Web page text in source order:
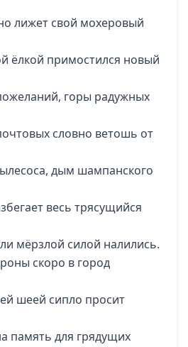
лижет свой мохеровый
ёлкой примостился новый
горы радужных
словно ветошь от
дым шампанского
весь трясущийся
мёрзлой силой налились.
скоро в город
шеей сипло просит
память для грядущих